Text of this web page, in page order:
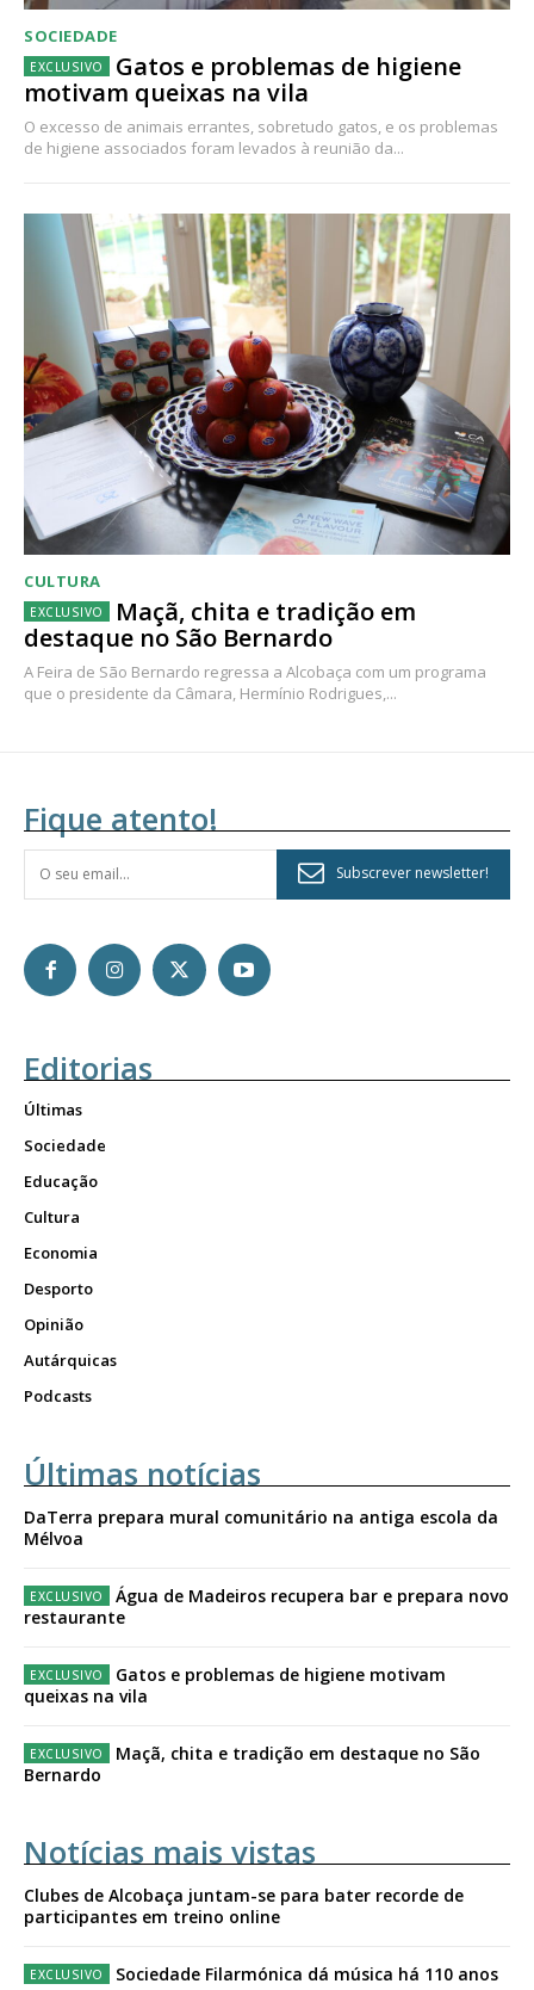
SOCIEDADE
Gatos e problemas de higiene
motivam queixas na vila
O excesso de animais errantes, sobretudo gatos, e os problemas
de higiene associados foram levados à reunião da...
CULTURA
Maçã, chita e tradição em
destaque no São Bernardo
A Feira de São Bernardo regressa a Alcobaça com um programa
que o presidente da Câmara, Hermínio Rodrigues,...
Fique atento!
Subscrever newsletter!
Editorias
Últimas
Sociedade
Educação
Cultura
Economia
Desporto
Opinião
Autárquicas
Podcasts
Últimas notícias
DaTerra prepara mural comunitário na antiga escola da
Mélvoa
Água de Madeiros recupera bar e prepara novo
restaurante
Gatos e problemas de higiene motivam
queixas na vila
Maçã, chita e tradição em destaque no São
Bernardo
Notícias mais vistas
Clubes de Alcobaça juntam-se para bater recorde de
participantes em treino online
Sociedade Filarmónica dá música há 110 anos